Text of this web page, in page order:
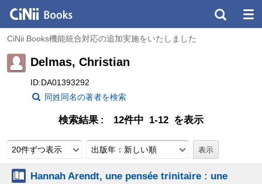
CiNii Books機能統合対応の追加実施をいたしました
Delmas, Christian
ID:DA01393292
同姓同名の著者を検索
検索結果 12件中 1-12 を表示
20件ずつ表示 出版年：新しい順
Hannah Arendt, une pensée trinitaire : une